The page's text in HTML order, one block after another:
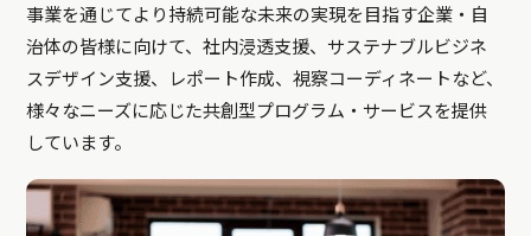
事業を通じてより持続可能な未来の実現を目指す企業・自
治体の皆様に向けて、社内浸透支援、サステナブルビジネ
スデザイン支援、レポート作成、視察コーディネートなど、
様々なニーズに応じた共創型プログラム・サービスを提供
しています。